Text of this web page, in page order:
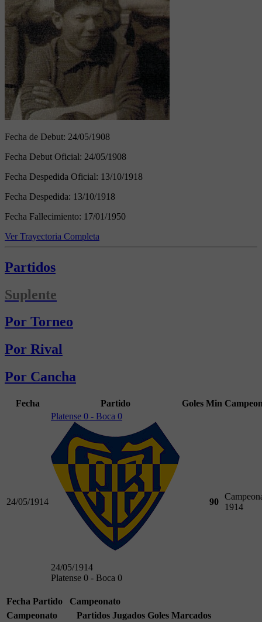
Fecha de Debut: 24/05/1908
Fecha Debut Oficial: 24/05/1908
Fecha Despedida Oficial: 13/10/1918
Fecha Despedida: 13/10/1918
Fecha Fallecimiento: 17/01/1950
Ver Trayectoria Completa
Partidos
Suplente
Por Torneo
Por Rival
Por Cancha
Fecha Partido Goles Min
24/05/1914
Platense 0 - Boca 0
24/05/1914
Platense 0 - Boca 0
90
1914
Fecha Partido
Campeonato
Campeonato
Partidos Jugados Goles Marcados